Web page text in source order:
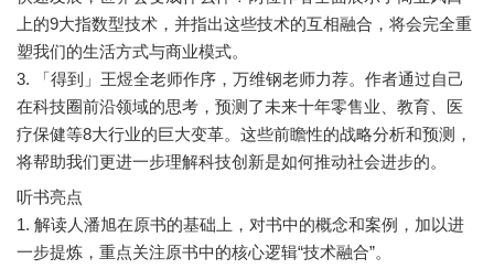
上的9大指数型技术，并指出这些技术的互相融合，将会完全重
塑我们的生活方式与商业模式。
3. 「得到」王煜全老师作序，万维钢老师力荐。作者通过自己
在科技圈前沿领域的思考，预测了未来十年零售业、教育、医
疗保健等8大行业的巨大变革。这些前瞻性的战略分析和预测，
听书亮点
1. 解读人潘旭在原书的基础上，对书中的概念和案例，加以进
一步提炼，重点关注原书中的核心逻辑“技术融合”。